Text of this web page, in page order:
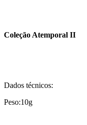
Coleção Atemporal II
Dados técnicos:
Peso:10g